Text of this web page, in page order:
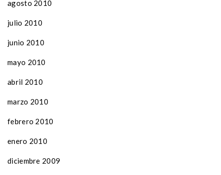
agosto 2010
julio 2010
junio 2010
mayo 2010
abril 2010
marzo 2010
febrero 2010
enero 2010
diciembre 2009